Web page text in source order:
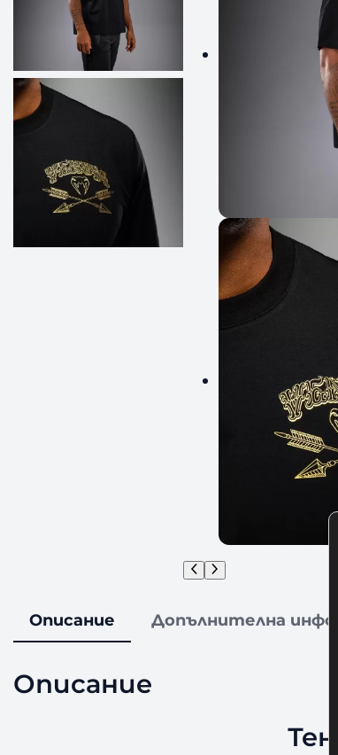
Описание Допълнителна
Описание